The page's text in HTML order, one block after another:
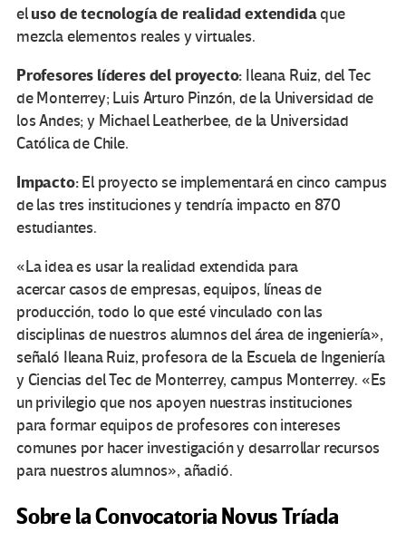
eluso de tecnología de realidad extendidaque
mezcla elementos reales y virtuales.
Profesores líderes del proyecto: Ileana Ruiz, del Tec
de Monterrey; Luis Arturo Pinzón, de la Universidad de
los Andes; y Michael Leatherbee, de la Universidad
Católica de Chile.
Impacto:El proyecto se implementará en cinco campus
de las tres instituciones y tendría impacto en 870
estudiantes.
«La idea es usar la realidad extendida para
acercar casos de empresas, equipos, líneas de
producción, todo lo que esté vinculado con las
disciplinas de nuestros alumnos del área de ingeniería»,
señaló Ileana Ruiz, profesora de la Escuela de Ingeniería
y Ciencias del Tec de Monterrey, campus Monterrey. «Es
un privilegio que nos apoyen nuestras instituciones
para formar equipos de profesores con intereses
comunes por hacer investigación y desarrollar recursos
para nuestros alumnos», añadió.
Sobre la Convocatoria Novus Tríada